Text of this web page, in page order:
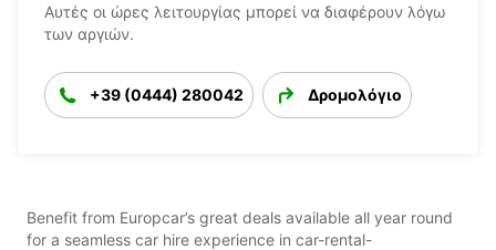
Αυτές οι ώρες λειτουργίας μπορεί να διαφέρουν λόγω
των αργιών.
+39 (0444) 280042 Δρομολόγιο
Benefit from Europcar’s great deals available all year round
for a seamless car hire experience in car-rental-